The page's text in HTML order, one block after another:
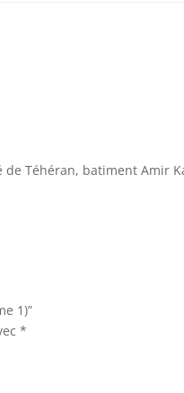
Téhéran, batiment Amir
1)”
*